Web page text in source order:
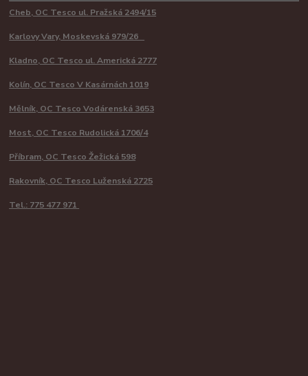
Cheb, OC Tesco ul. Pražská 2494/15
Karlovy Vary, Moskevská 979/26
Kladno, OC Tesco ul. Americká 2777
Kolín, OC Tesco V Kasárnách 1019
Mělník, OC Tesco Vodárenská 3653
Most, OC Tesco Rudolická 1706/4
Příbram, OC Tesco Žežická 598
Rakovník, OC Tesco Luženská 2725
Tel.: 775 477 971